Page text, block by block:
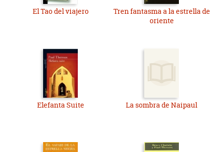
El Tao del viajero
Tren fantasma a la estrella de
oriente
Elefanta Suite La sombra de Naipaul